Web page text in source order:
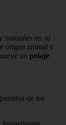
y naturales en su
origen animal y
un pelaje
de los